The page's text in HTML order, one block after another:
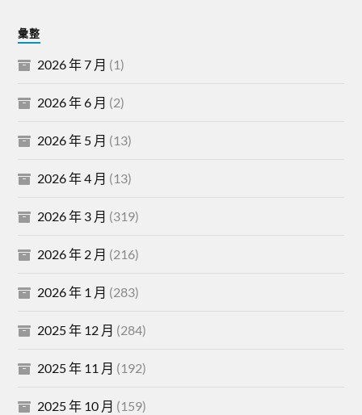
彙整
2026 年 7 月 (1)
2026 年 6 月 (2)
2026 年 5 月 (13)
2026 年 4 月 (13)
2026 年 3 月 (319)
2026 年 2 月 (216)
2026 年 1 月 (283)
2025 年 12 月 (284)
2025 年 11 月 (192)
2025 年 10 月 (159)